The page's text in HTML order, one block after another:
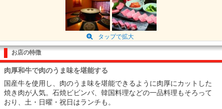
タップで拡大
お店の特徴
肉厚和牛で肉のうま味を堪能する
国産牛を使用し、肉のうま味を堪能できるように肉厚にカットした
焼き肉が人気。石焼ビビンバ、韓国料理などの一品料理もそろって
おり、土・日曜・祝日はランチも。